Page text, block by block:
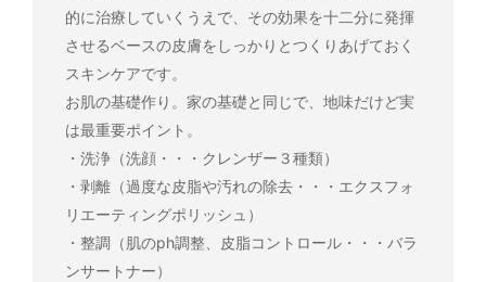
的に治療していくうえで、その効果を十二分に発揮
させるベースの皮膚をしっかりとつくりあげておく
スキンケアです。
お肌の基礎作り。家の基礎と同じで、地味だけど実
は最重要ポイント。
・洗浄（洗顔・・・クレンザー３種類）
・剥離（過度な皮脂や汚れの除去・・・エクスフォ
リエーティングポリッシュ）
・整調（肌のph調整、皮脂コントロール・・・バラ
ンサートナー）